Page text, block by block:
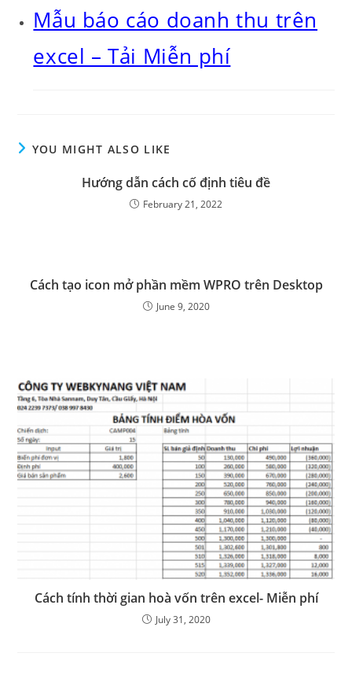
Mẫu báo cáo doanh thu trên
excel – Tải Miễn phí
YOU MIGHT ALSO LIKE
Hướng dẫn cách cố định tiêu đề
February 21, 2022
Cách tạo icon mở phần mềm WPRO trên Desktop
June 9, 2020
Cách tính thời gian hoà vốn trên excel- Miễn phí
July 31, 2020